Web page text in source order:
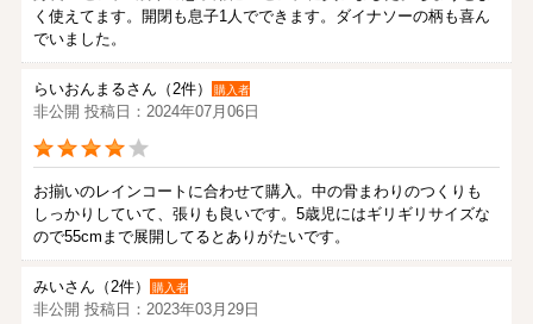
く使えてます。開閉も息子1人でできます。ダイナソーの柄も喜ん
でいました。
らいおんまるさん（2件） 購入者
非公開 投稿日：2024年07月06日
お揃いのレインコートに合わせて購入。中の骨まわりのつくりも
しっかりしていて、張りも良いです。5歳児にはギリギリサイズな
ので55cmまで展開してるとありがたいです。
みいさん（2件） 購入者
非公開 投稿日：2023年03月29日